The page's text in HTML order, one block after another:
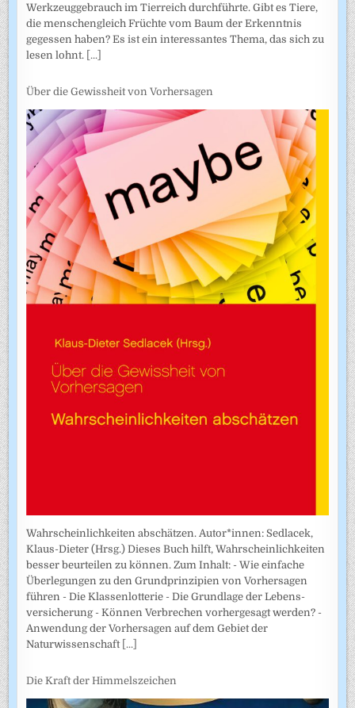
Werkzeuggebrauch im Tierreich durchführte. Gibt es Tiere,
die menschengleich Früchte vom Baum der Erkenntnis
gegessen haben? Es ist ein interessantes Thema, das sich zu
lesen lohnt. [...]
Über die Gewissheit von Vorhersagen
Wahrscheinlichkeiten abschätzen. Autor*innen: Sedlacek,
Klaus-Dieter (Hrsg.) Dieses Buch hilft, Wahrscheinlichkeiten
besser beurteilen zu können. Zum Inhalt: - Wie einfache
Überlegungen zu den Grundprinzipien von Vorhersagen
führen - Die Klassenlotterie - Die Grundlage der Lebens­
versicherung - Können Verbrechen vorhergesagt werden? -
Anwendung der Vorhersagen auf dem Gebiet der
Naturwissenschaft [...]
Die Kraft der Himmelszeichen